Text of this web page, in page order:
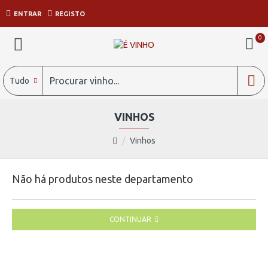
ENTRAR REGISTO
0
Tudo
Vinhos
VINHOS
Não há produtos neste departamento
CONTINUAR